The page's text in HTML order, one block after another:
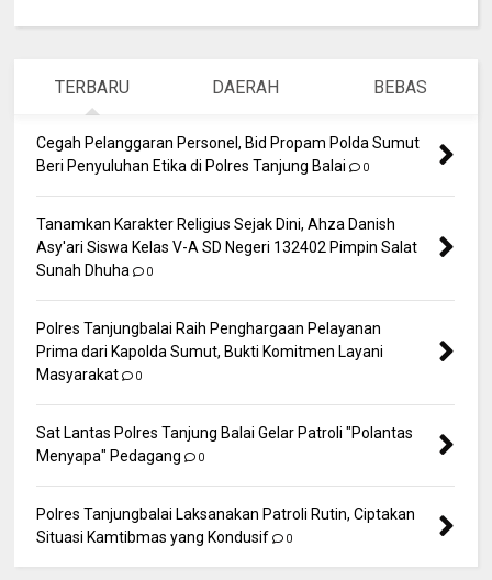
TERBARU DAERAH BEBAS
Cegah Pelanggaran Personel, Bid Propam Polda Sumut
Beri Penyuluhan Etika di Polres Tanjung Balai
0
Tanamkan Karakter Religius Sejak Dini, Ahza Danish
Asy'ari Siswa Kelas V-A SD Negeri 132402 Pimpin Salat
Sunah Dhuha
0
Polres Tanjungbalai Raih Penghargaan Pelayanan
Prima dari Kapolda Sumut, Bukti Komitmen Layani
Masyarakat
0
Sat Lantas Polres Tanjung Balai Gelar Patroli "Polantas
Menyapa" Pedagang
0
Polres Tanjungbalai Laksanakan Patroli Rutin, Ciptakan
Situasi Kamtibmas yang Kondusif
0